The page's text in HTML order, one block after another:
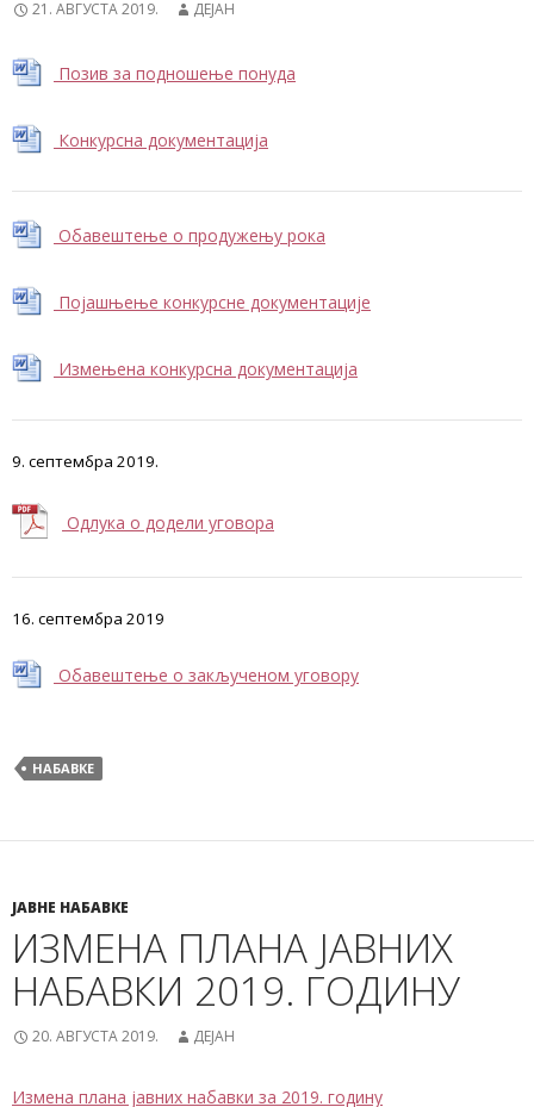
21. АВГУСТА 2019. ДЕЈАН
Позив за подношење понуда
Конкурсна документација
Обавештење о продужењу рока
Појашњење конкурсне документације
Измењена конкурсна документација
9. септембра 2019.
Одлука о додели уговора
16. септембра 2019
Обавештење о закљученом уговору
НАБАВКЕ
ЈАВНЕ НАБАВКЕ
ИЗМЕНА ПЛАНА ЈАВНИХ
НАБАВКИ 2019. ГОДИНУ
20. АВГУСТА 2019. ДЕЈАН
Измена плана јавних набавки за 2019. годину